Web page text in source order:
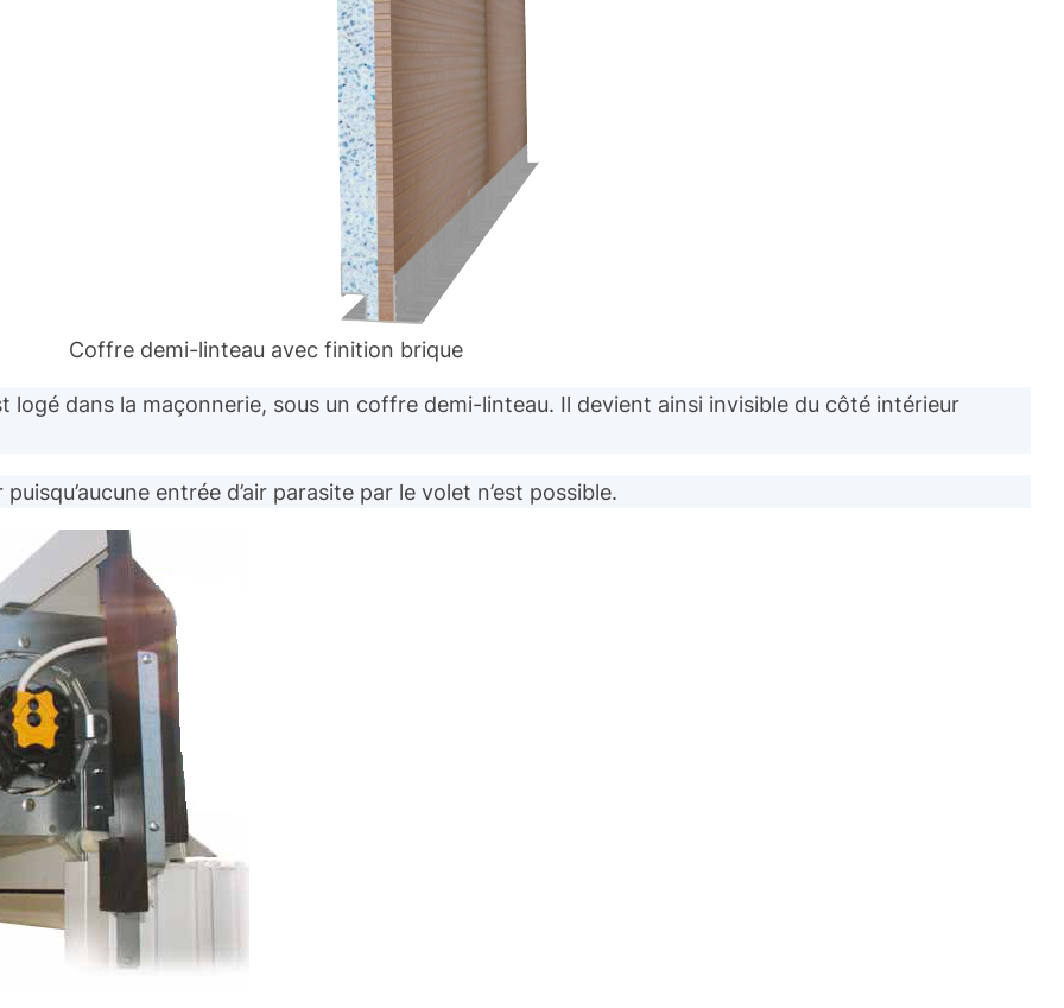
Coffre demi-linteau avec finition brique
logé dans la maçonnerie, sous un coffre demi-linteau. Il devient ainsi invisible du côté intérieur
entrée d’air parasite par le volet n’est possible.